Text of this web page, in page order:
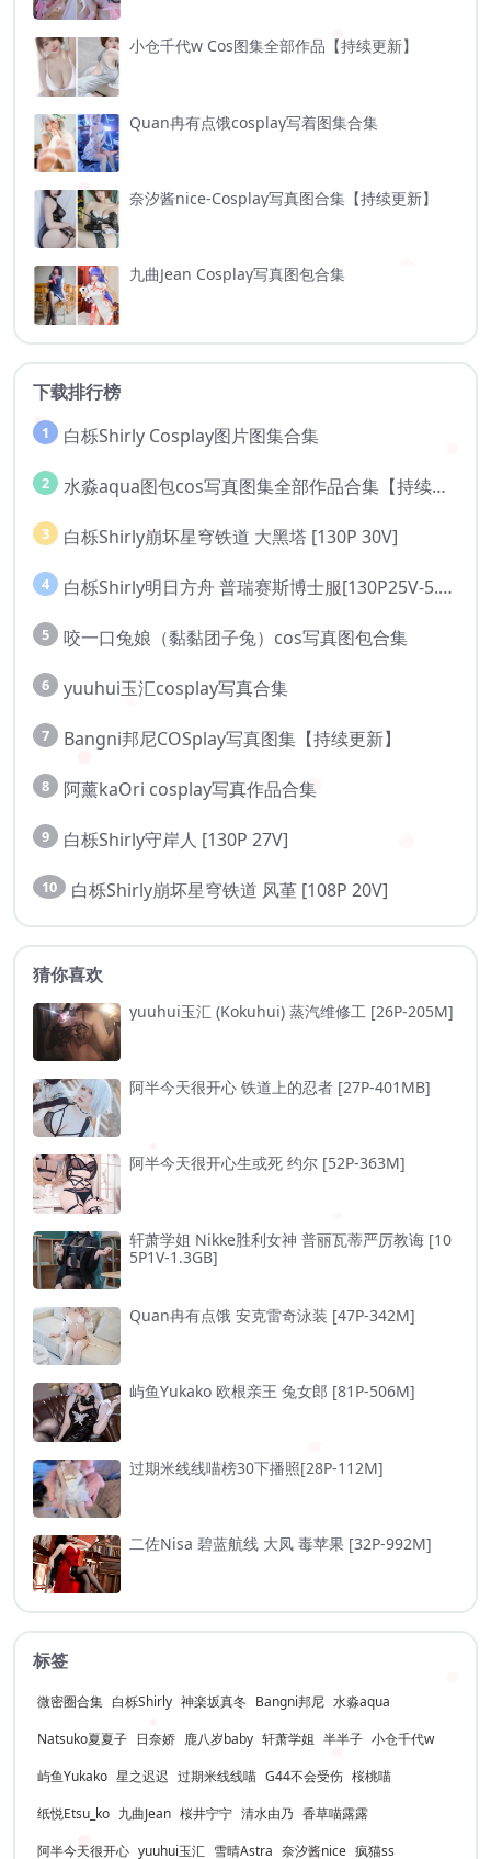
小仓千代w Cos图集全部作品【持续更新】
Quan冉有点饿cosplay写着图集合集
奈汐酱nice-Cosplay写真图合集【持续更新】
九曲Jean Cosplay写真图包合集
下载排行榜
1 白栎Shirly Cosplay图片图集合集
2 水淼aqua图包cos写真图集全部作品合集【持续更新..】
3 白栎Shirly崩坏星穹铁道 大黑塔 [130P 30V]
4 白栎Shirly明日方舟 普瑞赛斯博士服[130P25V-5.76G]
5 咬一口兔娘（黏黏团子兔）cos写真图包合集
6 yuuhui玉汇cosplay写真合集
7 Bangni邦尼COSplay写真图集【持续更新】
8 阿薰kaOri cosplay写真作品合集
9 白栎Shirly守岸人 [130P 27V]
10 白栎Shirly崩坏星穹铁道 风堇 [108P 20V]
猜你喜欢
yuuhui玉汇 (Kokuhui) 蒸汽维修工 [26P-205M]
阿半今天很开心 铁道上的忍者 [27P-401MB]
阿半今天很开心生或死 约尔 [52P-363M]
轩萧学姐 Nikke胜利女神 普丽瓦蒂严厉教诲 [10
5P1V-1.3GB]
Quan冉有点饿 安克雷奇泳装 [47P-342M]
屿鱼Yukako 欧根亲王 兔女郎 [81P-506M]
过期米线线喵榜30下播照[28P-112M]
二佐Nisa 碧蓝航线 大凤 毒苹果 [32P-992M]
标签
微密圈合集 白栎Shirly 神楽坂真冬 Bangni邦尼 水淼aqua
Natsuko夏夏子 日奈娇 鹿八岁baby 轩萧学姐 半半子 小仓千代w
屿鱼Yukako 星之迟迟 过期米线线喵 G44不会受伤 桜桃喵
纸悦Etsu_ko 九曲Jean 桜井宁宁 清水由乃 香草喵露露
阿半今天很开心 yuuhui玉汇 雪晴Astra 奈汐酱nice 疯猫ss